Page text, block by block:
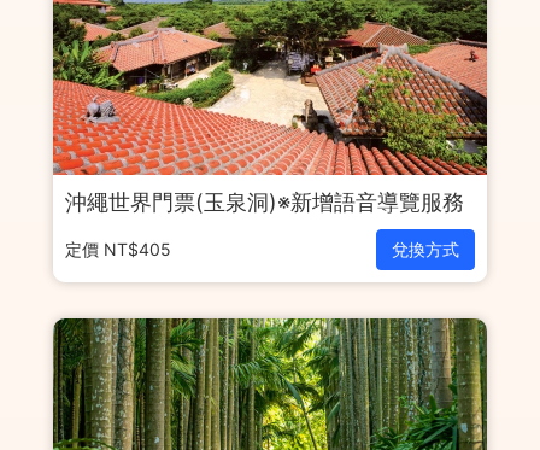
沖繩世界門票(玉泉洞)※新增語音導覽服務
定價 NT$405 兌換方式